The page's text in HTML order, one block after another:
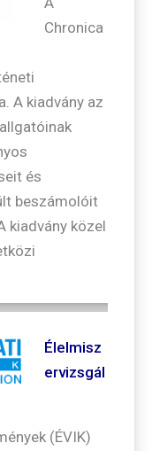
Chronica
A kiadvány az
és
beszámolóit
kiadvány közel
Élelmisz
ervizsgál
(ÉVIK)